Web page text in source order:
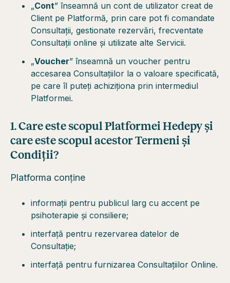
„Cont” înseamnă un cont de utilizator creat de
Client pe Platformă, prin care pot fi comandate
Consultații, gestionate rezervări, frecventate
Consultații online și utilizate alte Servicii.
„Voucher” înseamnă un voucher pentru
accesarea Consultațiilor la o valoare specificată,
pe care îl puteți achiziționa prin intermediul
Platformei.
1. Care este scopul Platformei Hedepy și
care este scopul acestor Termeni și
Condiții?
Platforma conține
informații pentru publicul larg cu accent pe
psihoterapie și consiliere;
interfață pentru rezervarea datelor de
Consultație;
interfață pentru furnizarea Consultațiilor Online.